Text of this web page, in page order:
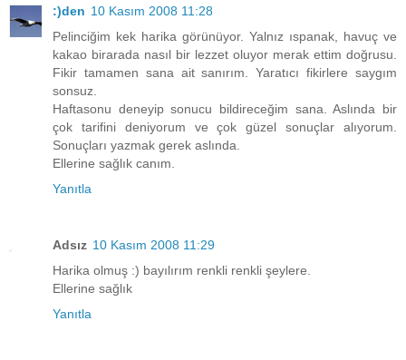
:)den 10 Kasım 2008 11:28
Pelinciğim kek harika görünüyor. Yalnız ıspanak, havuç ve
kakao birarada nasıl bir lezzet oluyor merak ettim doğrusu.
Fikir tamamen sana ait sanırım. Yaratıcı fikirlere saygım
sonsuz.
Haftasonu deneyip sonucu bildireceğim sana. Aslında bir
çok tarifini deniyorum ve çok güzel sonuçlar alıyorum.
Sonuçları yazmak gerek aslında.
Ellerine sağlık canım.
Yanıtla
Adsız 10 Kasım 2008 11:29
Harika olmuş :) bayılırım renkli renkli şeylere.
Ellerine sağlık
Yanıtla